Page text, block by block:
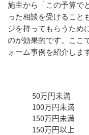
施主から「この予算で
った相談を受けること
ジを持ってもらうため
のが効果的です。ここ
ォーム事例を紹介しま
50万円未満
100万円未満
150万円未満
150万円以上